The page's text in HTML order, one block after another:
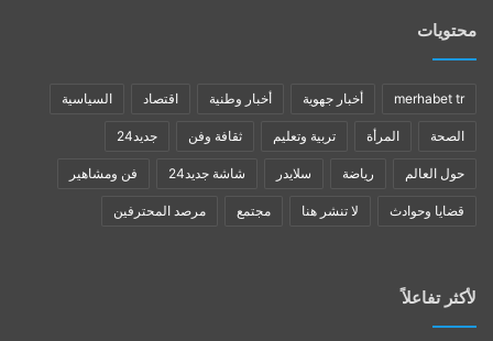
محتويات
merhabet tr أخبار جهوية أخبار وطنية اقتصاد السياسية
الصحة المرأة تربية وتعليم ثقافة وفن جديد24
حول العالم رياضة سلايدر شاشة جديد24 فن ومشاهير
قضايا وحوادث لا تنشر هنا مجتمع مرصد المحترفين
لأكثر تفاعلاً